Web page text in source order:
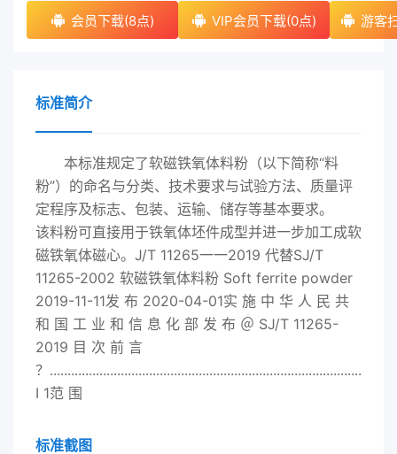
会员下载(8点) VIP会员下载(0点) 游客
标准简介
本标准规定了软磁铁氧体料粉（以下简称“料
粉”）的命名与分类、技术要求与试验方法、质量评
定程序及标志、包装、运输、储存等基本要求。
该料粉可直接用于铁氧体坯件成型并进一步加工成软
磁铁氧体磁心。J/T 11265一一2019 代替SJ/T
11265-2002 软磁铁氧体料粉 Soft ferrite powder
2019-11-11发 布 2020-04-01实 施 中 华 人 民 共
和 国 工 业 和 信 息 化 部 发 布 ＠ SJ/T 11265-
2019 目 次 前 言
？
I 1范 围
标准截图